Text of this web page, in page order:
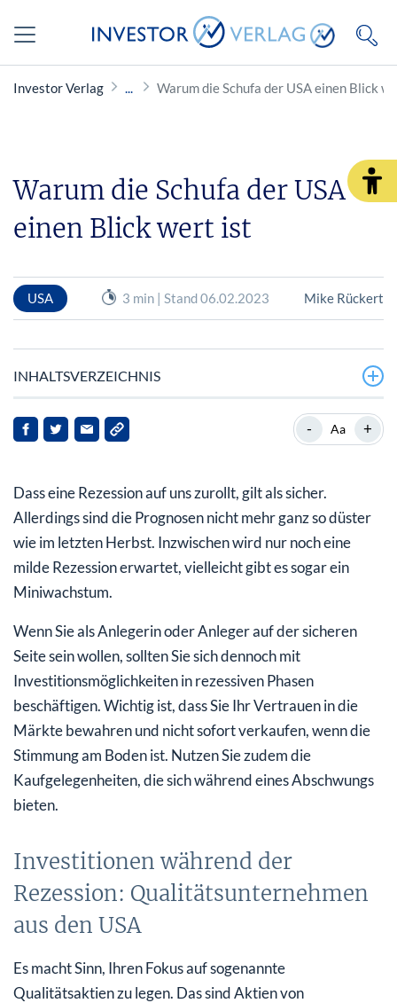
Investor Verlag Warum die Schufa der USA einen Blick
Warum die Schufa der USA
einen Blick wert ist
USA 3 min | Stand 06.02.2023 Mike Rückert
INHALTSVERZEICHNIS
Investitionen während der Rezession:
Qualitätsunternehmen aus den USA
Was Sie mit Fair Isaac bekommen
- Aa +
Dass eine Rezession auf uns zurollt, gilt als sicher.
Allerdings sind die Prognosen nicht mehr ganz so düster
wie im letzten Herbst. Inzwischen wird nur noch eine
milde Rezession erwartet, vielleicht gibt es sogar ein
Miniwachstum.
Wenn Sie als Anlegerin oder Anleger auf der sicheren
Seite sein wollen, sollten Sie sich dennoch mit
Investitionsmöglichkeiten in rezessiven Phasen
beschäftigen. Wichtig ist, dass Sie Ihr Vertrauen in die
Märkte bewahren und nicht sofort verkaufen, wenn die
Stimmung am Boden ist. Nutzen Sie zudem die
Kaufgelegenheiten, die sich während eines Abschwungs
bieten.
Investitionen während der
Rezession: Qualitätsunternehmen
aus den USA
Es macht Sinn, Ihren Fokus auf sogenannte
Qualitätsaktien zu legen. Das sind Aktien von